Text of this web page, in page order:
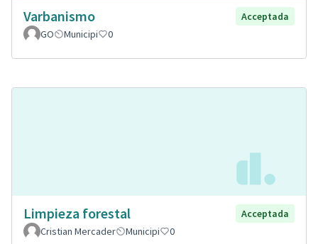
Varbanismo
Acceptada
GO
Municipi 0
Limpieza forestal
Acceptada
Cristian Mercader
Municipi 0